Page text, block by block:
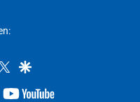
twittergoogle
youtube-